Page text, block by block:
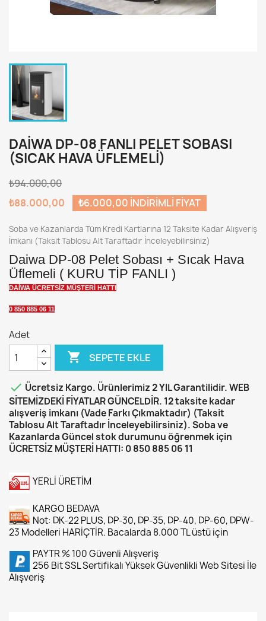
DAİWA DP-08 FANLI PELET SOBASI
(SICAK HAVA ÜFLEMELİ)
₺94.000,00
₺88.000,00
₺6.000,00 INDIRIMLI FIYAT
Soba ve Kazanlarda Tüm Kredi Kartlarına 12 Taksite Kadar Alışveriş
İmkanı (Taksit Tablosu Alt Taraftadır İnceleyebilirsiniz)
Daiwa DP-08 Pelet Sobası + Sıcak Hava
Üflemeli ( KURU TİP FANLI )
DAİWA ÜCRETSİZ MÜŞTERİ HATTI
0 850 885 06 11
Adet
 SEPETE EKLE
 Ücretsiz Kargo. Ürünlerimiz 2 YIL Garantilidir. WEB
SİTEMİZDEKİ FİYATLAR GÜNCELDİR. 12 taksite kadar
alışveriş imkanı (Vade Farkı Çıkmaktadır) (Taksit
Tablosu Alt Taraftadır İnceleyebilirsiniz). Soba ve
Kazanlarda Güncel stok durumunu öğrenmek için
ÜCRETSİZ MÜŞTERİ HATTI: 0 850 885 06 11
YERLİ ÜRETİM
KARGO BEDAVA
Not: DK-22 PLUS, DP-30, DP-35, DP-40, DP-60, DPW-
23 Modelleri HARİÇTİR. Bacalarda 8.000 TL üstü için
PAYTR % 100 Güvenli Alışveriş
256 Bit SSL Sertifikalı Yüksek Güvenlikli Web Sitesi İle
Alışveriş